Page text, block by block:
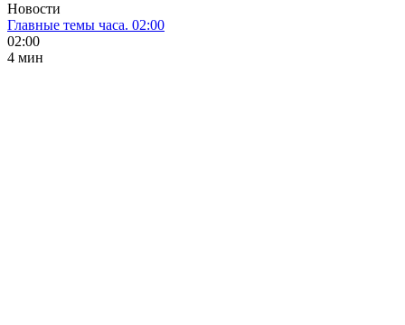
Новости
Главные темы часа. 02:00
02:00
4 мин